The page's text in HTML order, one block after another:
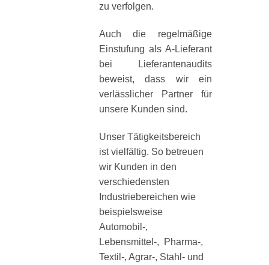
zu verfolgen.
Auch die regelmäßige
Einstufung als A-Lieferant
bei Lieferantenaudits
beweist, dass wir ein
verlässlicher Partner für
unsere Kunden sind.
Unser Tätigkeitsbereich
ist vielfältig. So betreuen
wir Kunden in den
verschiedensten
Industriebereichen wie
beispielsweise
Automobil-,
Lebensmittel-, Pharma-,
Textil-, Agrar-, Stahl- und